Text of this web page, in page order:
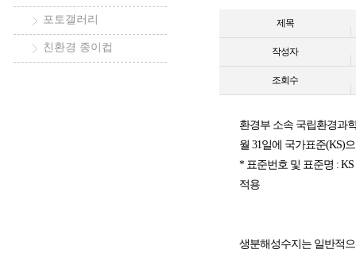
포토갤러리
친환경 종이컵
제목
작성자
조회수
환경부 소속 국립환경과
월 31일에 국가표준(KS)
* 표준번호 및 표준명 : KS
적용
생분해성수지는 일반적